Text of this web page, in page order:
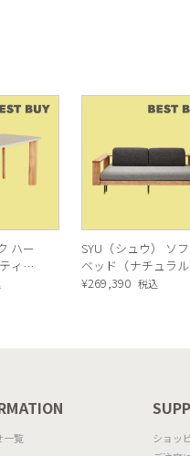
ハー
ィエ
グテ
SYU（シュウ） ソ
ベッド（ナチュラ
190cm
¥269,390 税込
一覧
ショッ